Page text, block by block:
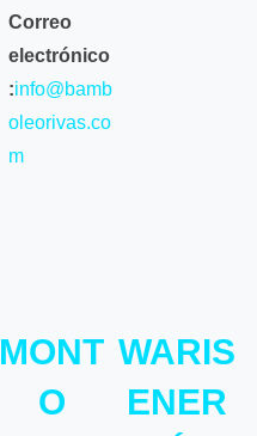
Correo
electrónico
:info@bamb
oleorivas.co
m
MONT
O
WARIS
ENER